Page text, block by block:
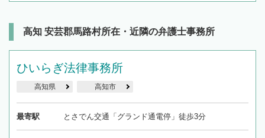
高知 安芸郡馬路村所在・近隣の弁護士事務所
ひいらぎ法律事務所
高知県 高知市
最寄駅 とさでん交通「グランド通電停」徒歩3分